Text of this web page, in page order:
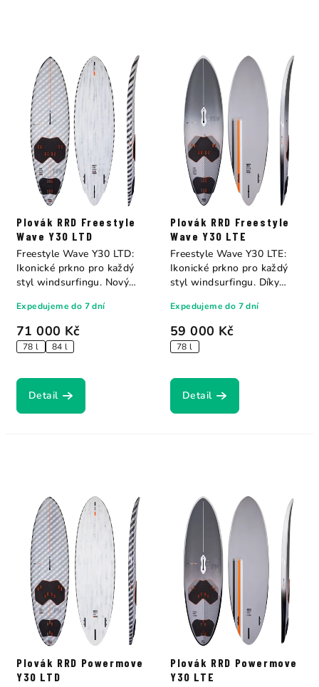
Plovák RRD Freestyle
Wave Y30 LTD
71 000 Kč
78 l 84 l
Expedujeme do 7 dní
Detail
Freestyle Wave Y30 LTD:
Ikonické prkno pro každý
styl windsurfingu. Nový
Plovák RRD Freestyle
Wave Y30 LTE
59 000 Kč
78 l
Expedujeme do 7 dní
Detail
Freestyle Wave Y30 LTE:
Ikonické prkno pro každý
styl windsurfingu. Díky
Plovák RRD Powermove
Y30 LTD
Plovák RRD Powermove
Y30 LTE